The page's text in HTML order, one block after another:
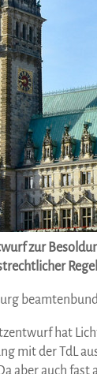
zur
hat
mit der TdL
aber auch